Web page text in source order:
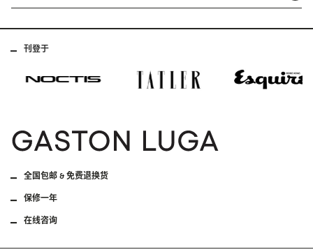
刊登于
全国包邮 & 免费退换货
保修一年
在线咨询